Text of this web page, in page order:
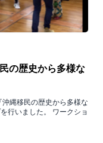
の歴史から多様な
縄移民の歴史から多様な
行いました。 ワークショ